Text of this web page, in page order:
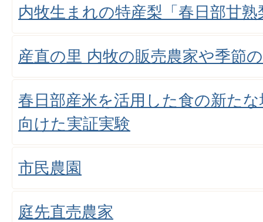
内牧生まれの特産梨「春日部甘熟
産直の里 内牧の販売農家や季節
春日部産米を活用した食の新た
向けた実証実験
市民農園
庭先直売農家